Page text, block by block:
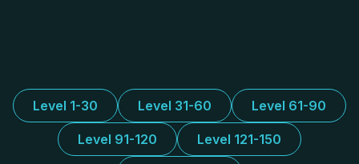
Level 1-30 Level 31-60 Level 61-90
Level 91-120 Level 121-150